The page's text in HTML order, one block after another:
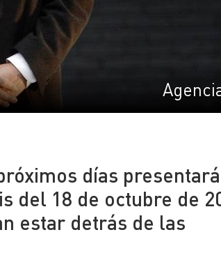
días
del 18 de octubre de
estar detrás de las